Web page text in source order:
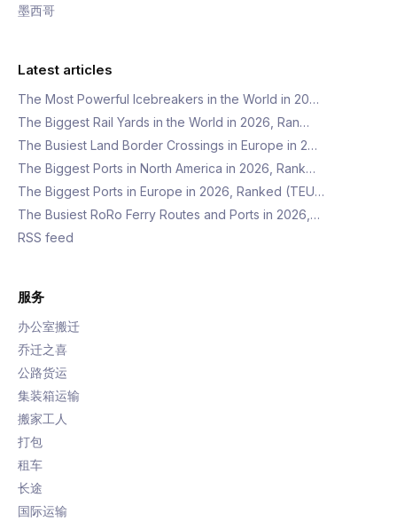
墨西哥
Latest articles
The Most Powerful Icebreakers in the World in 20…
The Biggest Rail Yards in the World in 2026, Ran…
The Busiest Land Border Crossings in Europe in 2…
The Biggest Ports in North America in 2026, Rank…
The Biggest Ports in Europe in 2026, Ranked (TEU…
The Busiest RoRo Ferry Routes and Ports in 2026,…
RSS feed
服务
办公室搬迁
乔迁之喜
公路货运
集装箱运输
搬家工人
打包
租车
长途
国际运输